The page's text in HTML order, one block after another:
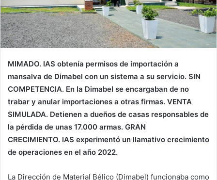
MIMADO. IAS obtenía permisos de importación a
mansalva de Dimabel con un sistema a su servicio. SIN
COMPETENCIA. En la Dimabel se encargaban de no
trabar y anular importaciones a otras firmas. VENTA
SIMULADA. Detienen a dueños de casas responsables de
la pérdida de unas 17.000 armas. GRAN
CRECIMIENTO. IAS experimentó un llamativo crecimiento
de operaciones en el año 2022.
La Dirección de Material Bélico (Dimabel) funcionaba como